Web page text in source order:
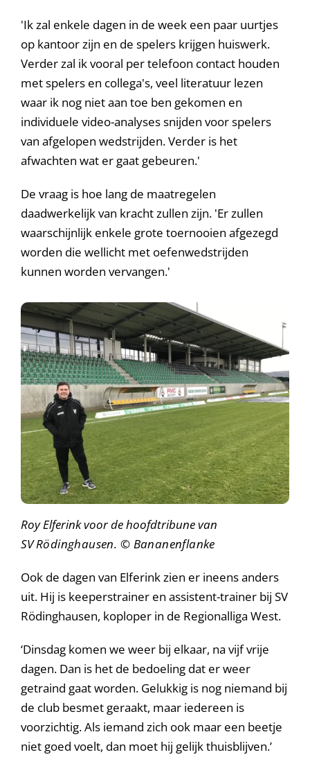
'Ik zal enkele dagen in de week een paar uurtjes
op kantoor zijn en de spelers krijgen huiswerk.
Verder zal ik vooral per telefoon contact houden
met spelers en collega's, veel literatuur lezen
waar ik nog niet aan toe ben gekomen en
individuele video-analyses snijden voor spelers
van afgelopen wedstrijden. Verder is het
afwachten wat er gaat gebeuren.'
De vraag is hoe lang de maatregelen
daadwerkelijk van kracht zullen zijn. 'Er zullen
waarschijnlijk enkele grote toernooien afgezegd
worden die wellicht met oefenwedstrijden
kunnen worden vervangen.'
Roy Elferink voor de hoofdtribune van
SVRödinghausen. © Bananenflanke
Ook de dagen van Elferink zien er ineens anders
uit. Hij is keeperstrainer en assistent-trainer bij SV
Rödinghausen, koploper in de Regionalliga West.
‘Dinsdag komen we weer bij elkaar, na vijf vrije
dagen. Dan is het de bedoeling dat er weer
getraind gaat worden. Gelukkig is nog niemand bij
de club besmet geraakt, maar iedereen is
voorzichtig. Als iemand zich ook maar een beetje
niet goed voelt, dan moet hij gelijk thuisblijven.’